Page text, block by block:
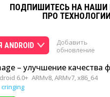
ПОДПИШИТЕСЬ НА НАШИ
ПРО
Добавить
обновление
– улучшение качества
6.0+ ARMv8, ARMv7, x86_64
cringing